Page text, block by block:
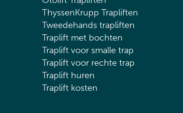
ThyssenKrupp Trapliften
Tweedehands trapliften
Traplift met bochten
Traplift voor smalle trap
Traplift voor rechte trap
Traplift huren
Traplift kosten